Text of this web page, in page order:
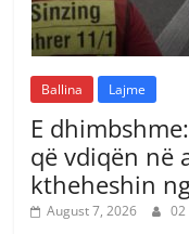
Ballina Lajme
E
që vdiqën në
ktheheshin
August 7, 2026 02